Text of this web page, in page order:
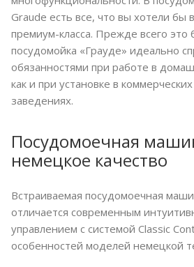
Graude есть все, что вы хотели бы
премиум-класса. Прежде всего это
посудомойка «Грауде» идеально
обязанностями при работе в
как и при установке в
заведениях.
Посудомоечная
немецкое качество
Встраиваемая посудомоечная
отличается современным
управлением с системой Classic
особенностей моделей немецкой